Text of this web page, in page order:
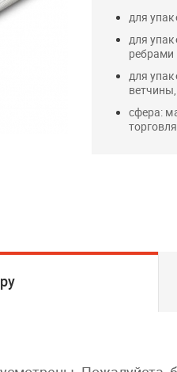
для
для
ребрами
для
сфера:
торговля